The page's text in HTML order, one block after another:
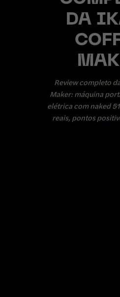
DA
Review completo
Maker: máquina
elétrica com naked
reais, pontos